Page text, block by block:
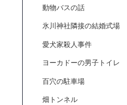
動物バスの話
氷川神社隣接の結婚式場
愛犬家殺人事件
ヨーカドーの男子トイレ
百穴の駐車場
畑トンネル